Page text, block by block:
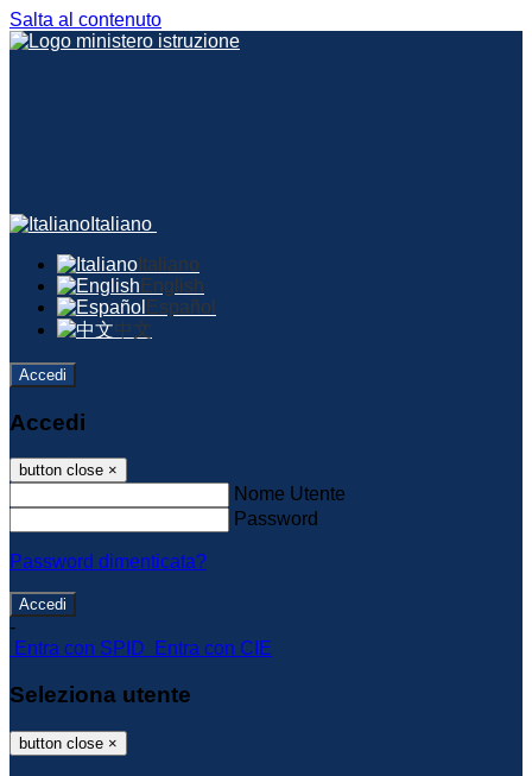
Salta al contenuto
Italiano
Italiano
English
Español
中文
Accedi
Accedi
button close ×
Nome Utente
Password
Password dimenticata?
-
Entra con SPID
Entra con CIE
Seleziona utente
button close ×